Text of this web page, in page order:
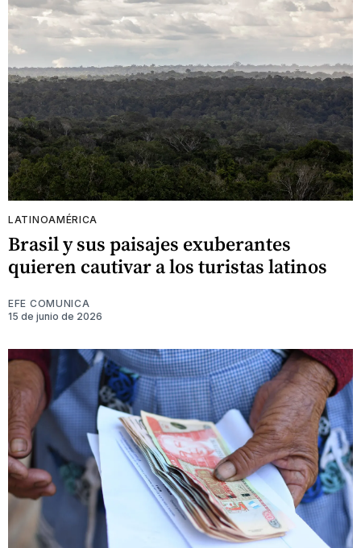
LATINOAMÉRICA
Brasil y sus paisajes exuberantes
quieren cautivar a los turistas latinos
EFE COMUNICA
15 de junio de 2026